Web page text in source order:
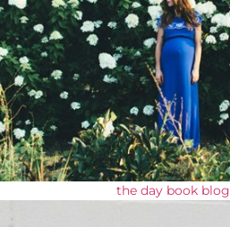
the day book blog